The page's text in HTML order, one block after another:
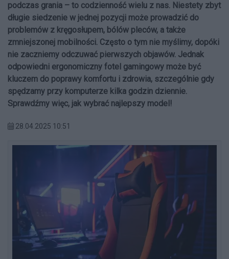
podczas grania – to codzienność wielu z nas. Niestety zbyt
długie siedzenie w jednej pozycji może prowadzić do
problemów z kręgosłupem, bólów pleców, a także
zmniejszonej mobilności. Często o tym nie myślimy, dopóki
nie zaczniemy odczuwać pierwszych objawów. Jednak
odpowiedni ergonomiczny fotel gamingowy może być
kluczem do poprawy komfortu i zdrowia, szczególnie gdy
spędzamy przy komputerze kilka godzin dziennie.
Sprawdźmy więc, jak wybrać najlepszy model!
28.04.2025 10:51